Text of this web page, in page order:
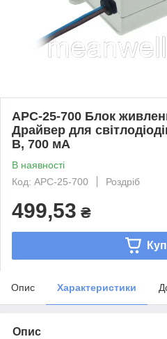
APC-25-700 Блок
Драйвер для
В, 700 мА
В наявності
Код: APC-25-700
Роздріб
499,53 ₴
Опис Характеристики
Опис